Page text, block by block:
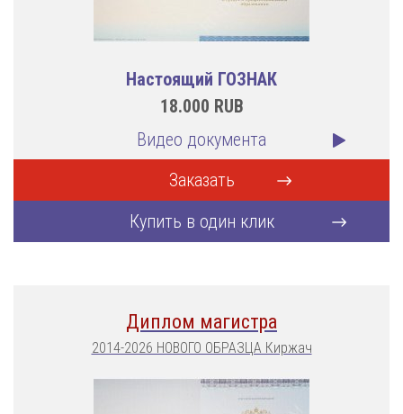
Настоящий ГОЗНАК
18.000 RUB
Видео документа
Заказать
Купить в один клик
Диплом магистра
2014-2026 НОВОГО ОБРАЗЦА Киржач